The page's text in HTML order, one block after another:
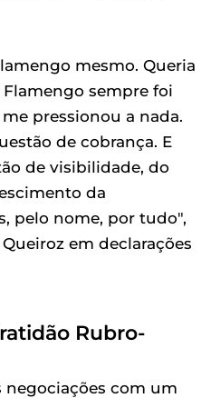
mesmo. Queria
sempre foi
pressionou a nada.
de cobrança. E
de visibilidade, do
da
pelo nome, por tudo",
em declarações
Rubro-
negociações com um